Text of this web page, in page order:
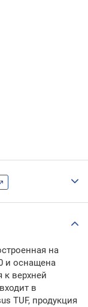
на
и оснащена
к верхней
в
TUF, продукция